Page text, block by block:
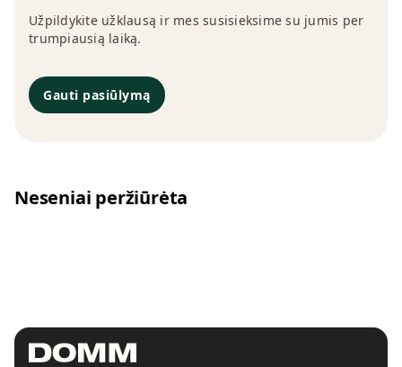
Užpildykite užklausą ir mes susisieksime su jumis per
trumpiausią laiką.
Gauti pasiūlymą
Neseniai peržiūrėta